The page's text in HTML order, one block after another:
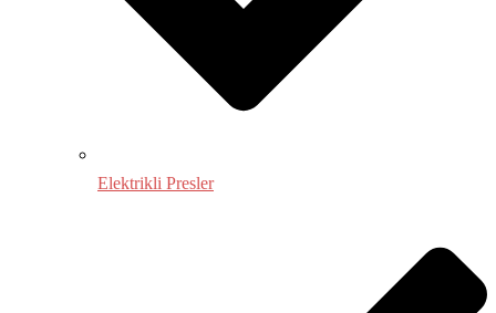
Elektrikli Presler